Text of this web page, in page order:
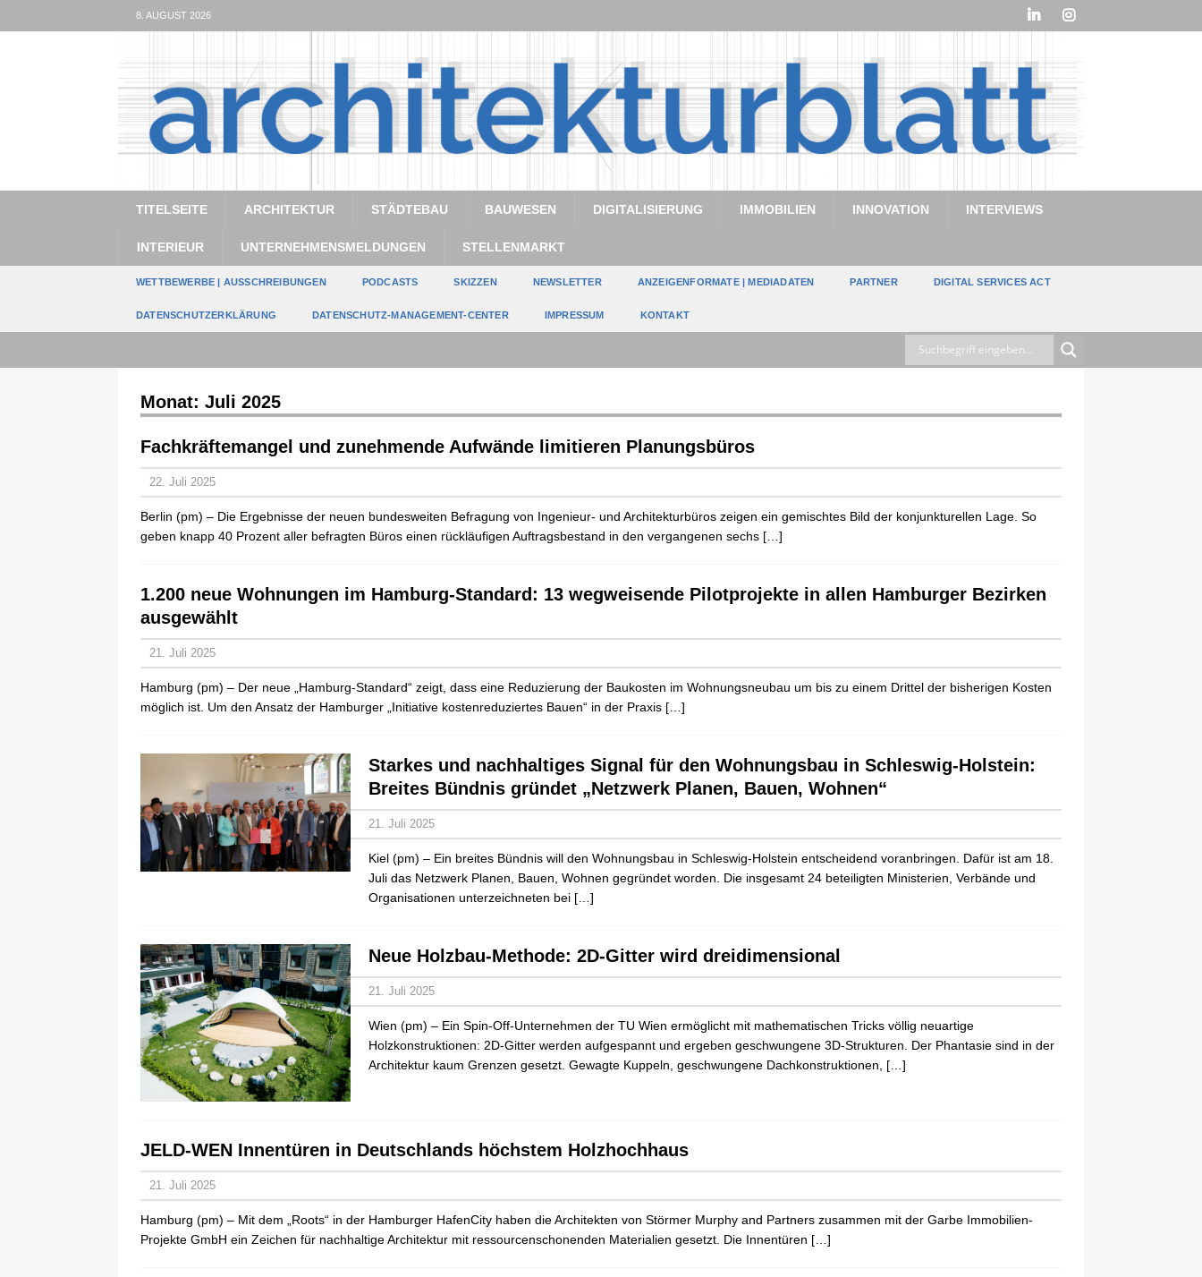
8. AUGUST 2026
TITELSEITE ARCHITEKTUR STÄDTEBAU BAUWESEN DIGITALISIERUNG IMMOBILIEN INNOVATION INTERVIEWS
INTERIEUR UNTERNEHMENSMELDUNGEN STELLENMARKT
WETTBEWERBE | AUSSCHREIBUNGEN PODCASTS SKIZZEN NEWSLETTER ANZEIGENFORMATE | MEDIADATEN PARTNER DIGITAL SERVICES ACT
DATENSCHUTZERKLÄRUNG DATENSCHUTZ-MANAGEMENT-CENTER IMPRESSUM KONTAKT
Monat: Juli 2025
Fachkräftemangel und zunehmende Aufwände limitieren Planungsbüros
22. Juli 2025
Berlin (pm) – Die Ergebnisse der neuen bundesweiten Befragung von Ingenieur- und Architekturbüros zeigen ein gemischtes Bild der konjunkturellen Lage. So
geben knapp 40 Prozent aller befragten Büros einen rückläufigen Auftragsbestand in den vergangenen sechs […]
1.200 neue Wohnungen im Hamburg-Standard: 13 wegweisende Pilotprojekte in allen Hamburger Bezirken
ausgewählt
21. Juli 2025
Hamburg (pm) – Der neue „Hamburg-Standard“ zeigt, dass eine Reduzierung der Baukosten im Wohnungsneubau um bis zu einem Drittel der bisherigen Kosten
möglich ist. Um den Ansatz der Hamburger „Initiative kostenreduziertes Bauen“ in der Praxis […]
Starkes und nachhaltiges Signal für den Wohnungsbau in Schleswig-Holstein:
Breites Bündnis gründet „Netzwerk Planen, Bauen, Wohnen“
21. Juli 2025
Kiel (pm) – Ein breites Bündnis will den Wohnungsbau in Schleswig-Holstein entscheidend voranbringen. Dafür ist am 18.
Juli das Netzwerk Planen, Bauen, Wohnen gegründet worden. Die insgesamt 24 beteiligten Ministerien, Verbände und
Organisationen unterzeichneten bei […]
Neue Holzbau-Methode: 2D-Gitter wird dreidimensional
21. Juli 2025
Wien (pm) – Ein Spin-Off-Unternehmen der TU Wien ermöglicht mit mathematischen Tricks völlig neuartige
Holzkonstruktionen: 2D-Gitter werden aufgespannt und ergeben geschwungene 3D-Strukturen. Der Phantasie sind in der
Architektur kaum Grenzen gesetzt. Gewagte Kuppeln, geschwungene Dachkonstruktionen, […]
JELD-WEN Innentüren in Deutschlands höchstem Holzhochhaus
21. Juli 2025
Hamburg (pm) – Mit dem „Roots“ in der Hamburger HafenCity haben die Architekten von Störmer Murphy and Partners zusammen mit der Garbe Immobilien-
Projekte GmbH ein Zeichen für nachhaltige Architektur mit ressourcenschonenden Materialien gesetzt. Die Innentüren […]